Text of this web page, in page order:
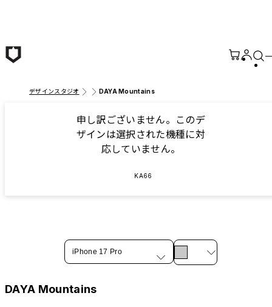
デザインスタジオ DAYA Mountains
申し訳ございません。このデ
ザインは選択された機種に対
応していません。
KA66
iPhone 17 Pro
DAYA Mountains